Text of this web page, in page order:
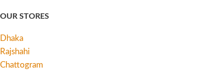
OUR STORES
Dhaka
Rajshahi
Chattogram